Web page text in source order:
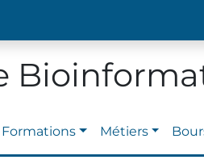
Formations Métiers